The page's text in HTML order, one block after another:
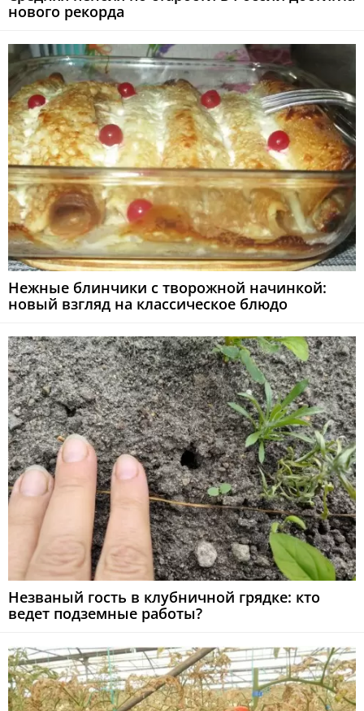
нового рекорда
Нежные блинчики с творожной начинкой:
новый взгляд на классическое блюдо
Незваный гость в клубничной грядке: кто
ведет подземные работы?